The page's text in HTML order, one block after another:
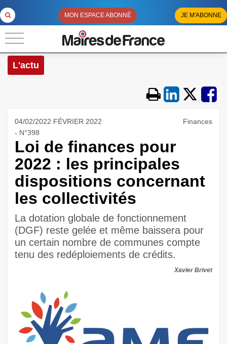
MON ESPACE ABONNÉ JE M'ABONNE
L'actu
04/02/2022 FÉVRIER 2022
- N°398
Finances
Loi de finances pour
2022 : les principales
dispositions concernant
les collectivités
La dotation globale de fonctionnement
(DGF) reste gelée et même baissera pour
un certain nombre de communes compte
tenu des redéploiements de crédits.
Xavier Brivet